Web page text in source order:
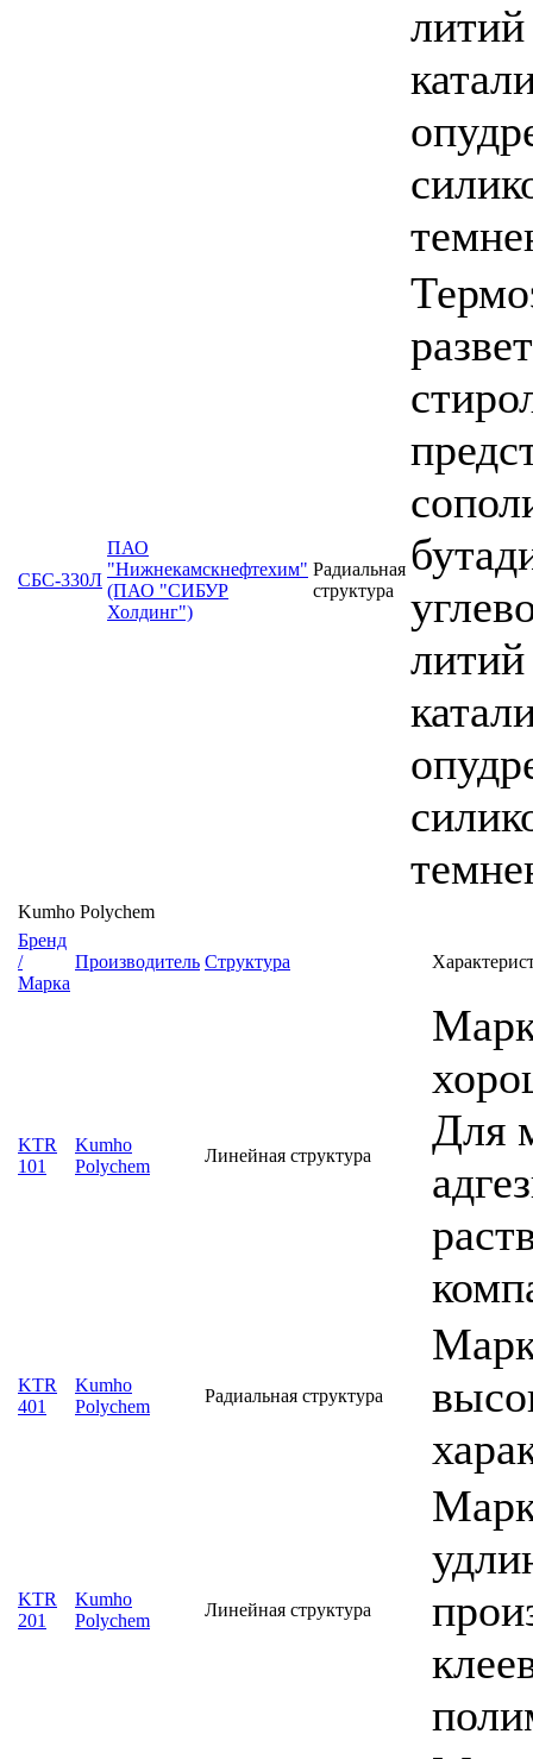
литий
СБС-330Л
ПАО
"Нижнекамскнефтехим"
(ПАО "СИБУР
Холдинг")
Радиальная
структура
литий
Kumho Polychem
Бренд
/
Марка
Производитель Структура
KTR
101
Kumho
Polychem
Линейная структура
Для
KTR
401
Kumho
Polychem
Радиальная структура
KTR
201
Kumho
Polychem
Линейная структура